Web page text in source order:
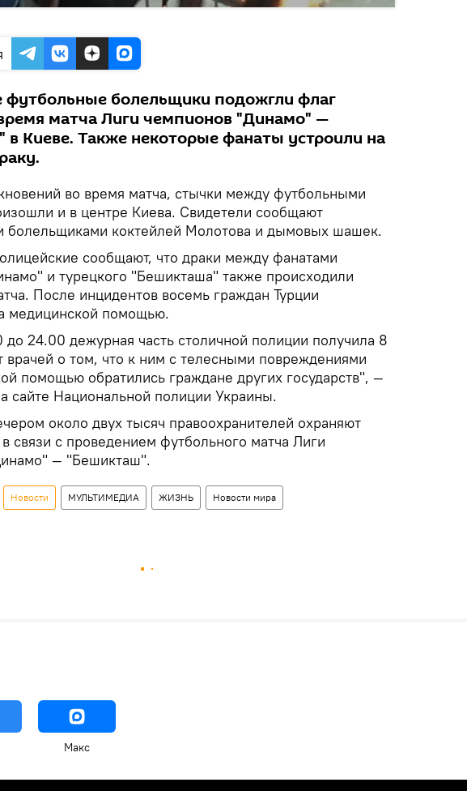
футбольные болельщики подожгли флаг
матча Лиги чемпионов "Динамо" —
Киеве. Также некоторые фанаты устроили на
во время матча, стычки между футбольными
и в центре Киева. Свидетели сообщают
болельщиками коктейлей Молотова и дымовых шашек.
сообщают, что драки между фанатами
и турецкого "Бешикташа" также происходили
После инцидентов восемь граждан Турции
медицинской помощью.
до 24.00 дежурная часть столичной полиции получила 8
врачей о том, что к ним с телесными повреждениями
помощью обратились граждане других государств", —
сайте Национальной полиции Украины.
около двух тысяч правоохранителей охраняют
связи с проведением футбольного матча Лиги
— "Бешикташ".
Новости МУЛЬТИМЕДИА ЖИЗНЬ Новости мира
Макс